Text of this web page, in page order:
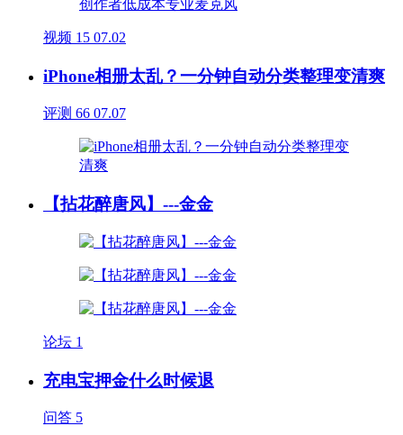
视频 15 07.02
iPhone相册太乱？一分钟自动分类整理变清爽
评测 66 07.07
【拈花醉唐风】---金金
论坛 1
充电宝押金什么时候退
问答 5